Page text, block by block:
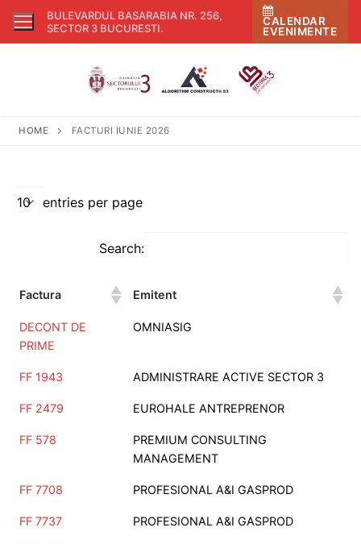
Skip
BULEVARDUL BASARABIA NR. 256,
SECTOR 3 BUCURESTI.
CALENDAR
EVENIMENTE
HOME FACTURI IUNIE 2026
entries per page
Search:
Factura Emitent
DECONT DE
PRIME
OMNIASIG
FF 1943 ADMINISTRARE ACTIVE SECTOR 3
FF 2479 EUROHALE ANTREPRENOR
FF 578
PREMIUM CONSULTING
MANAGEMENT
FF 7708 PROFESIONAL A&I GASPROD
FF 7737 PROFESIONAL A&I GASPROD